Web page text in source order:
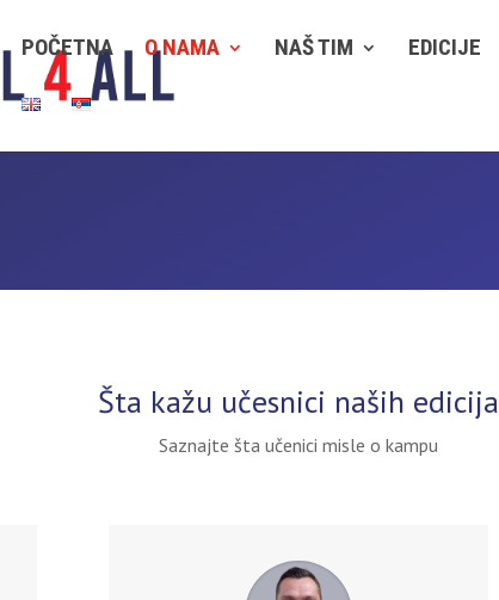
POČETNA O NAMA NAŠ TIM EDICIJE
Šta kažu učesnici naših edicija
Saznajte šta učenici misle o kampu